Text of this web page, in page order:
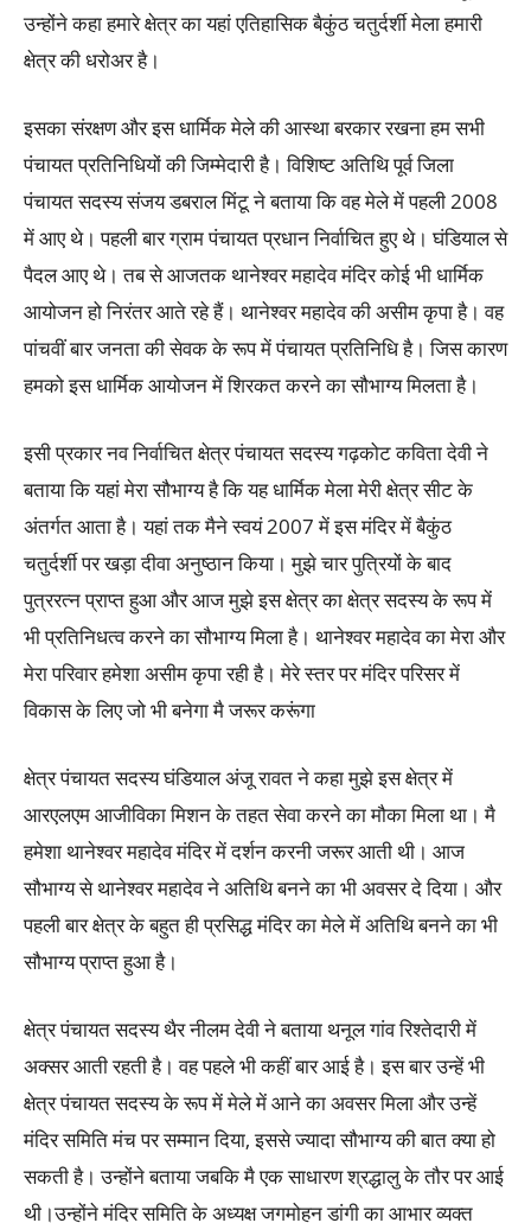
उन्होंने कहा हमारे क्षेत्र का यहां एतिहासिक बैकुंठ चतुर्दर्शी मेला हमारी
क्षेत्र की धरोअर है।
इसका संरक्षण और इस धार्मिक मेले की आस्था बरकार रखना हम सभी
पंचायत प्रतिनिधियों की जिम्मेदारी है। विशिष्ट अतिथि पूर्व जिला
पंचायत सदस्य संजय डबराल मिंटू ने बताया कि वह मेले में पहली 2008
में आए थे। पहली बार ग्राम पंचायत प्रधान निर्वाचित हुए थे। घंडियाल से
पैदल आए थे। तब से आजतक थानेश्वर महादेव मंदिर कोई भी धार्मिक
आयोजन हो निरंतर आते रहे हैं। थानेश्वर महादेव की असीम कृपा है। वह
पांचवीं बार जनता की सेवक के रूप में पंचायत प्रतिनिधि है। जिस कारण
हमको इस धार्मिक आयोजन में शिरकत करने का सौभाग्य मिलता है।
इसी प्रकार नव निर्वाचित क्षेत्र पंचायत सदस्य गढ़कोट कविता देवी ने
बताया कि यहां मेरा सौभाग्य है कि यह धार्मिक मेला मेरी क्षेत्र सीट के
अंतर्गत आता है। यहां तक मैने स्वयं 2007 में इस मंदिर में बैकुंठ
चतुर्दर्शी पर खड़ा दीवा अनुष्ठान किया। मुझे चार पुत्रियों के बाद
पुत्ररत्न प्राप्त हुआ और आज मुझे इस क्षेत्र का क्षेत्र सदस्य के रूप में
भी प्रतिनिधत्व करने का सौभाग्य मिला है। थानेश्वर महादेव का मेरा और
मेरा परिवार हमेशा असीम कृपा रही है। मेरे स्तर पर मंदिर परिसर में
विकास के लिए जो भी बनेगा मै जरूर करूंगा
क्षेत्र पंचायत सदस्य घंडियाल अंजू रावत ने कहा मुझे इस क्षेत्र में
आरएलएम आजीविका मिशन के तहत सेवा करने का मौका मिला था। मै
हमेशा थानेश्वर महादेव मंदिर में दर्शन करनी जरूर आती थी। आज
सौभाग्य से थानेश्वर महादेव ने अतिथि बनने का भी अवसर दे दिया। और
पहली बार क्षेत्र के बहुत ही प्रसिद्ध मंदिर का मेले में अतिथि बनने का भी
सौभाग्य प्राप्त हुआ है।
क्षेत्र पंचायत सदस्य थैर नीलम देवी ने बताया थनूल गांव रिश्तेदारी में
अक्सर आती रहती है। वह पहले भी कहीं बार आई है। इस बार उन्हें भी
क्षेत्र पंचायत सदस्य के रूप में मेले में आने का अवसर मिला और उन्हें
मंदिर समिति मंच पर सम्मान दिया, इससे ज्यादा सौभाग्य की बात क्या हो
सकती है। उन्होंने बताया जबकि मै एक साधारण श्रद्धालु के तौर पर आई
थी।उन्होंने मंदिर समिति के अध्यक्ष जगमोहन डांगी का आभार व्यक्त